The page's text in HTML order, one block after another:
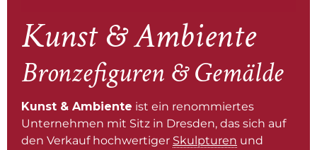
Kunst & Ambiente
Bronzefiguren & Gemälde
Kunst & Ambiente ist ein renommiertes
Unternehmen mit Sitz in Dresden, das sich auf
den Verkauf hochwertiger Skulpturen und